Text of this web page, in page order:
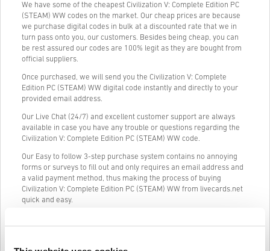
We have some of the cheapest Civilization V: Complete Edition PC
(STEAM) WW codes on the market. Our cheap prices are because
we purchase digital codes in bulk at a discounted rate that we in
turn pass onto you, our customers. Besides being cheap, you can
be rest assured our codes are 100% legit as they are bought from
official suppliers.
Once purchased, we will send you the Civilization V: Complete
Edition PC (STEAM) WW digital code instantly and directly to your
provided email address.
Our Live Chat (24/7) and excellent customer support are always
available in case you have any trouble or questions regarding the
Civilization V: Complete Edition PC (STEAM) WW code.
Our Easy to follow 3-step purchase system contains no annoying
forms or surveys to fill out and only requires an email address and
a valid payment method, thus making the process of buying
Civilization V: Complete Edition PC (STEAM) WW from livecards.net
quick and easy.